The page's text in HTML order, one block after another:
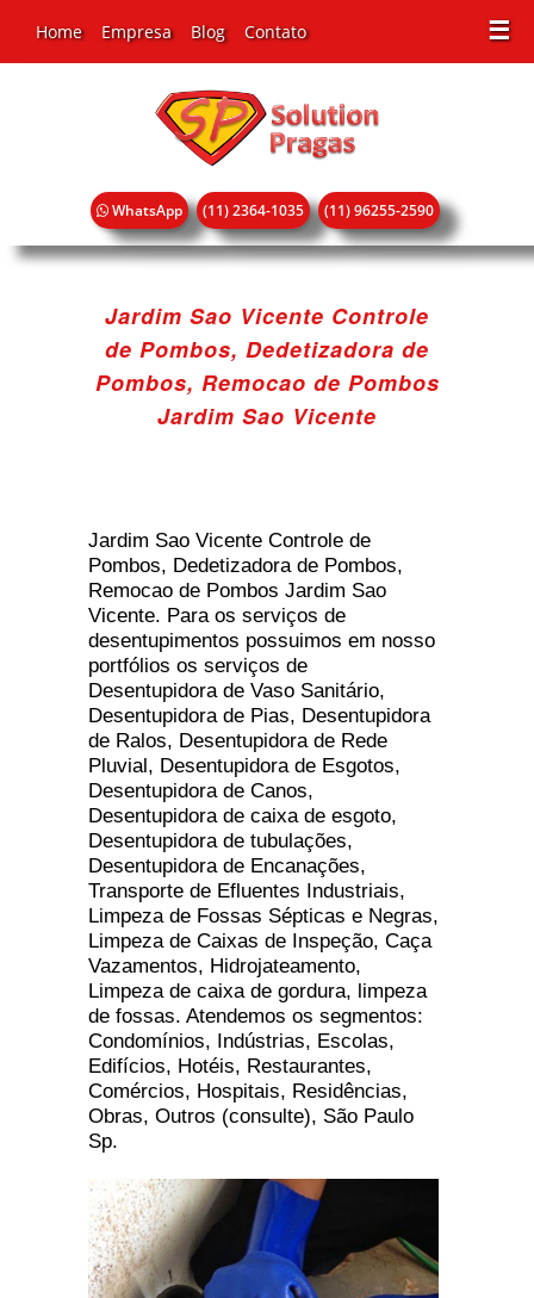
☰
Home Empresa Blog Contato
WhatsApp (11) 2364-1035 (11) 96255-2590
Jardim Sao Vicente Controle
de Pombos, Dedetizadora de
Pombos, Remocao de Pombos
Jardim Sao Vicente
Jardim Sao Vicente Controle de
Pombos, Dedetizadora de Pombos,
Remocao de Pombos Jardim Sao
Vicente. Para os serviços de
desentupimentos possuimos em nosso
portfólios os serviços de
Desentupidora de Vaso Sanitário,
Desentupidora de Pias, Desentupidora
de Ralos, Desentupidora de Rede
Pluvial, Desentupidora de Esgotos,
Desentupidora de Canos,
Desentupidora de caixa de esgoto,
Desentupidora de tubulações,
Desentupidora de Encanações,
Transporte de Efluentes Industriais,
Limpeza de Fossas Sépticas e Negras,
Limpeza de Caixas de Inspeção, Caça
Vazamentos, Hidrojateamento,
Limpeza de caixa de gordura, limpeza
de fossas. Atendemos os segmentos:
Condomínios, Indústrias, Escolas,
Edifícios, Hotéis, Restaurantes,
Comércios, Hospitais, Residências,
Obras, Outros (consulte), São Paulo
Sp.